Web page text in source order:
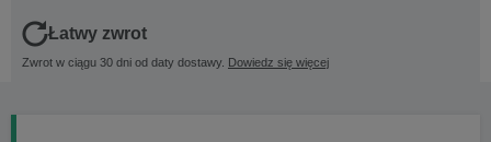
Łatwy zwrot
Zwrot w ciągu 30 dni od daty dostawy. Dowiedz się więcej